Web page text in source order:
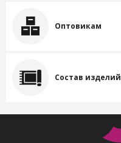
Оптовикам
Состав изделий